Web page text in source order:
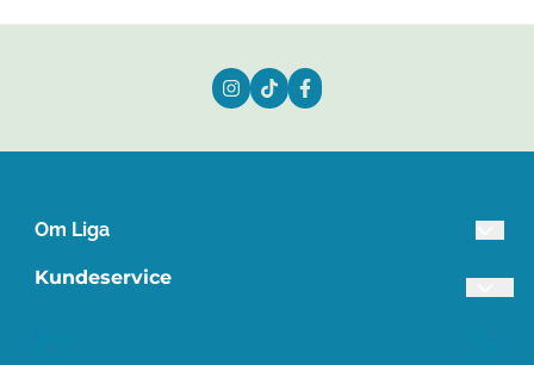
Om Liga
Lista Treindustri AS
Kundeservice